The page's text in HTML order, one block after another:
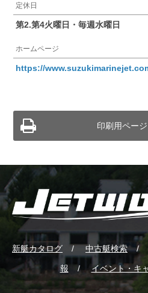
定休日
第2.第4火曜日・毎週水曜日
ホームページ
https://
印刷用ペー
新艇カタログ 中古艇検索
報 イベント・キ